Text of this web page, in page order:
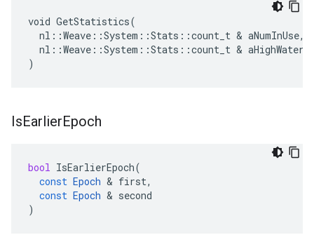
void GetStatistics(
  nl::Weave::System::Stats::count_t & aNumInUse,
nl::Weave::System::Stats::count_t &
)
IsEarlierEpoch
bool IsEarlierEpoch(
const Epoch & first,
const Epoch & second
)